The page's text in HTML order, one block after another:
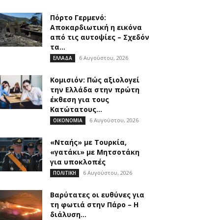
Πόρτο Γερμενό:
Αποκαρδιωτική η εικόνα
από τις αυτοψίες – Σχεδόν
τα...
ΕΛΛΑΔΑ 6 Αυγούστου, 2026
Κομισιόν: Πώς αξιολογεί
την Ελλάδα στην πρώτη
έκθεση για τους
Κατώτατους...
ΟΙΚΟΝΟΜΙΑ 6 Αυγούστου, 2026
«Νταής» με Τουρκία,
«γατάκι» με Μητσοτάκη
για υποκλοπές
ΠΟΛΙΤΙΚΗ 6 Αυγούστου, 2026
Βαρύτατες οι ευθύνες για
τη φωτιά στην Πάρο – Η
διάλυση...